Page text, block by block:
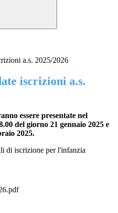
a.s. 2025/2026
iscrizioni a.s.
essere presentate nel
del giorno 21 gennaio 2025 e
2025.
di iscrizione per l'infanzia